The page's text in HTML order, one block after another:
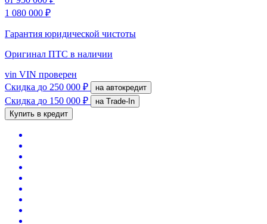
1 080 000 ₽
Гарантия юридической чистоты
Оригинал ПТС в наличии
vin VIN проверен
Скидка до 250 000 ₽ на автокредит
Скидка до 150 000 ₽
на Trade-In
Купить в кредит